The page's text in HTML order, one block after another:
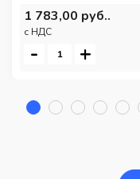
1 783,00 руб..
c НДС
- +